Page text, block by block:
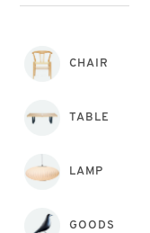
CHAIR
TABLE
LAMP
GOODS